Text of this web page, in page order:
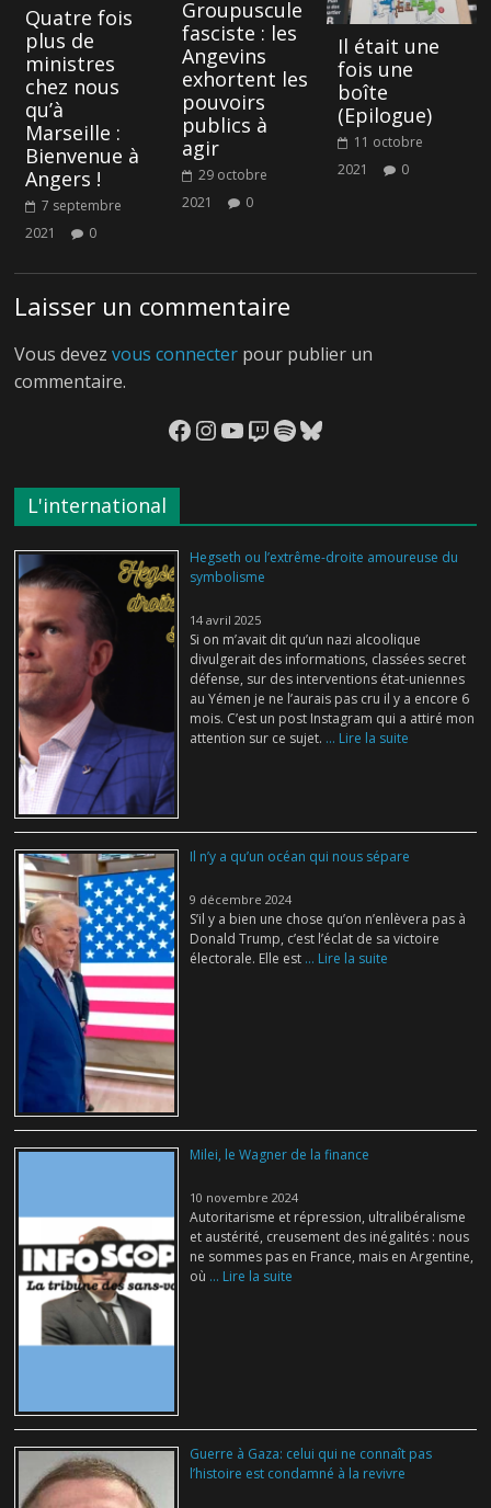
Quatre fois
plus de
ministres
chez nous
qu’à
Marseille :
Bienvenue à
Angers !
7 septembre
2021
0
Groupuscule
fasciste : les
Angevins
exhortent les
pouvoirs
publics à
agir
29 octobre
2021
0
Il était une
fois une
boîte
(Epilogue)
11 octobre
2021
0
Laisser un commentaire
Vous devezvous connecter pour publier un
commentaire.
Facebook
Instagram
YouTube
Twitch
Spotify
Bluesky
L'international
Hegseth ou l’extrême-droite amoureuse du
symbolisme
14 avril 2025
Si on m’avait dit qu’un nazi alcoolique
divulgerait des informations, classées secret
défense, sur des interventions état-uniennes
au Yémen je ne l’aurais pas cru il y a encore 6
mois. C’est un post Instagram qui a attiré mon
attention sur ce sujet. ... Lire la suite
Il n’y a qu’un océan qui nous sépare
9 décembre 2024
S’il y a bien une chose qu’on n’enlèvera pas à
Donald Trump, c’est l’éclat de sa victoire
électorale. Elle est ... Lire la suite
Milei, le Wagner de la finance
10 novembre 2024
Autoritarisme et répression, ultralibéralisme
et austérité, creusement des inégalités : nous
ne sommes pas en France, mais en Argentine,
où ... Lire la suite
Guerre à Gaza: celui qui ne connaît pas
l’histoire est condamné à la revivre